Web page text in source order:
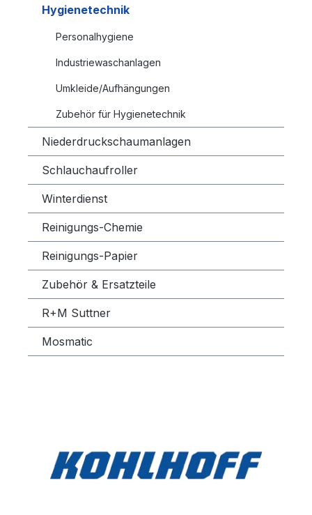
Hygienetechnik
Personalhygiene
Industriewaschanlagen
Umkleide/Aufhängungen
Zubehör für Hygienetechnik
Niederdruckschaumanlagen
Schlauchaufroller
Winterdienst
Reinigungs-Chemie
Reinigungs-Papier
Zubehör & Ersatzteile
R+M Suttner
Mosmatic